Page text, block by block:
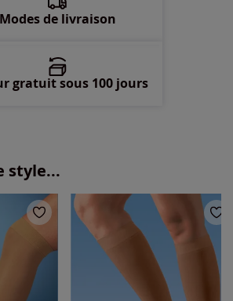
Modes de livraison
gratuit sous 100 jours
style...